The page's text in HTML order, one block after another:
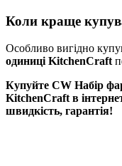
Коли краще
Особливо вигідно
одиниці KitchenCraft
Купуйте CW Набір
KitchenCraft в
швидкість, гарантія!